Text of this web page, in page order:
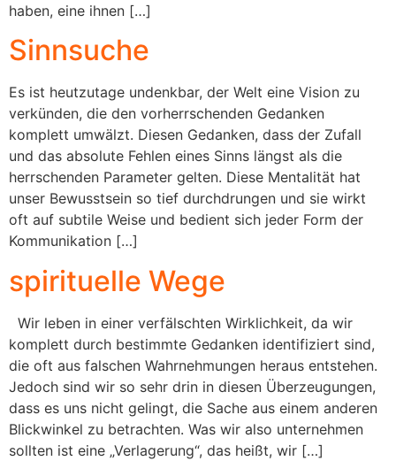
haben, eine ihnen […]
Sinnsuche
Es ist heutzutage undenkbar, der Welt eine Vision zu
verkünden, die den vorherrschenden Gedanken
komplett umwälzt. Diesen Gedanken, dass der Zufall
und das absolute Fehlen eines Sinns längst als die
herrschenden Parameter gelten. Diese Mentalität hat
unser Bewusstsein so tief durchdrungen und sie wirkt
oft auf subtile Weise und bedient sich jeder Form der
Kommunikation […]
spirituelle Wege
Wir leben in einer verfälschten Wirklichkeit, da wir
komplett durch bestimmte Gedanken identifiziert sind,
die oft aus falschen Wahrnehmungen heraus entstehen.
Jedoch sind wir so sehr drin in diesen Überzeugungen,
dass es uns nicht gelingt, die Sache aus einem anderen
Blickwinkel zu betrachten. Was wir also unternehmen
sollten ist eine „Verlagerung“, das heißt, wir […]